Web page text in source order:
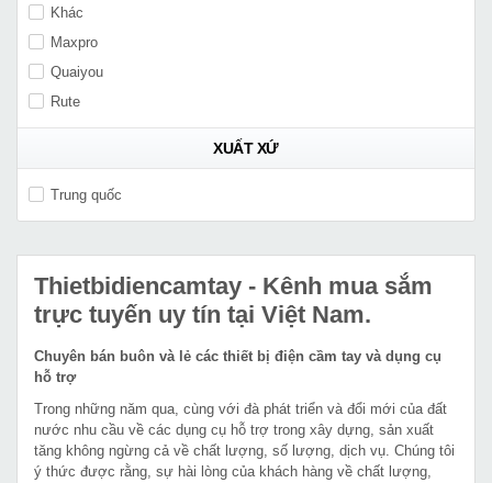
Khác
Maxpro
Quaiyou
Rute
XUẤT XỨ
Trung quốc
Thietbidiencamtay - Kênh mua sắm
trực tuyến uy tín tại Việt Nam.
Chuyên bán buôn và lẻ các thiết bị điện cầm tay và dụng cụ
hỗ trợ
Trong những năm qua, cùng với đà phát triển và đổi mới của đất
nước nhu cầu về các dụng cụ hỗ trợ trong xây dựng, sản xuất
tăng không ngừng cả về chất lượng, số lượng, dịch vụ. Chúng tôi
ý thức được rằng, sự hài lòng của khách hàng về chất lượng,